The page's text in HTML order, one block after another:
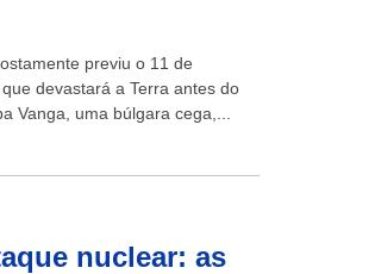
previu o 11 de
devastará a Terra antes do
Vanga, uma búlgara cega,...
nuclear: as